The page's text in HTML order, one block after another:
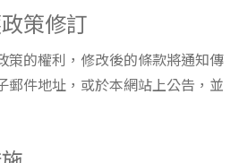
策修訂
策的權利，修改後的條款將通知傳
郵件地址，或於本網站上公告，並